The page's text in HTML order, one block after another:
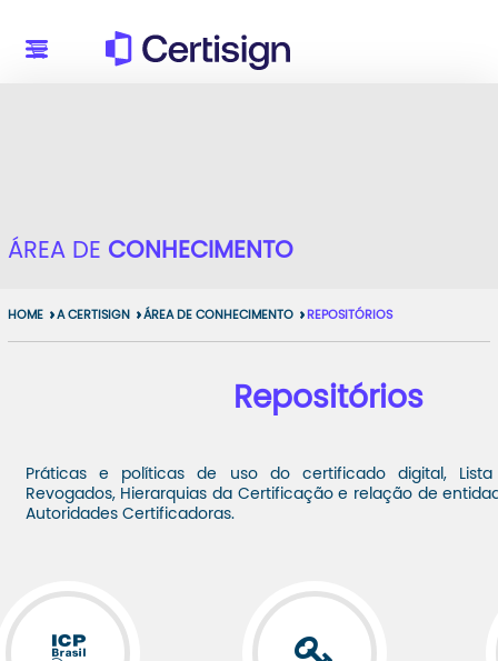
ÁREA DE CONHECIMENTO
HOME A CERTISIGN ÁREA DE CONHECIMENTO REPOSITÓRIOS
Repositórios
Práticas e políticas de uso do certificado digital,
Revogados, Hierarquias da Certificação e relação de
Autoridades Certificadoras.